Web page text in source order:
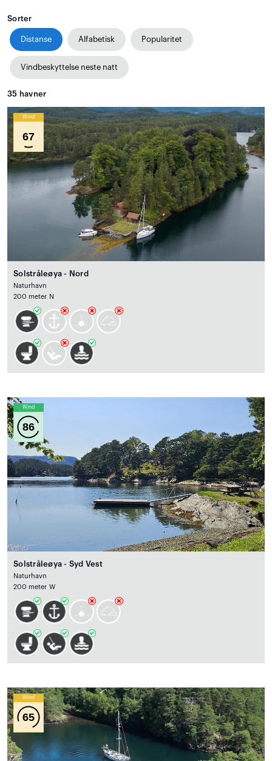
Sorter
Distanse Alfabetisk Popularitet
Vindbeskyttelse neste natt
35 havner
Wind
67
Solstråleøya - Nord
Naturhavn
200 meter N
Wind
86
Solstråleøya - Syd Vest
Naturhavn
200 meter W
Wind
65